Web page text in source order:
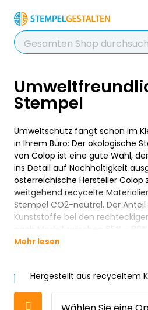
Chatten Sie
hilfreichen
Kontakt
+49 2038
Stempel
Umweltschutz fängt schon im
in Ihrem Büro: Der ökologische
von Colop ist eine gute Wahl,
ins Detail auf Nachhaltigkeit
österreichische Hersteller Colop
weitgehend recycelte
Stempel CO2-neutral. Der
Kunststoffe bei den
nach Modell zwischen 65% - 80%.
Mehr lesen
Hergestellt aus recyceltem